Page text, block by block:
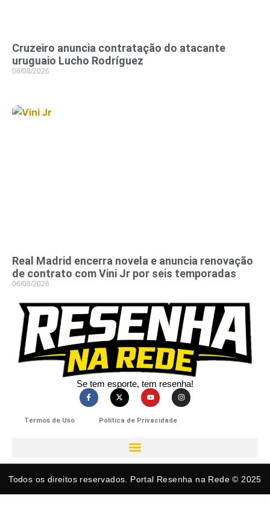
Cruzeiro anuncia contratação do atacante
uruguaio Lucho Rodríguez
06/08/2026
Real Madrid encerra novela e anuncia renovação
de contrato com Vini Jr por seis temporadas
06/08/2026
Se tem esporte, tem resenha!​
Termos de Uso Política de Privacidade
Todos os direitos reservados. Portal Resenha na Rede © 2025